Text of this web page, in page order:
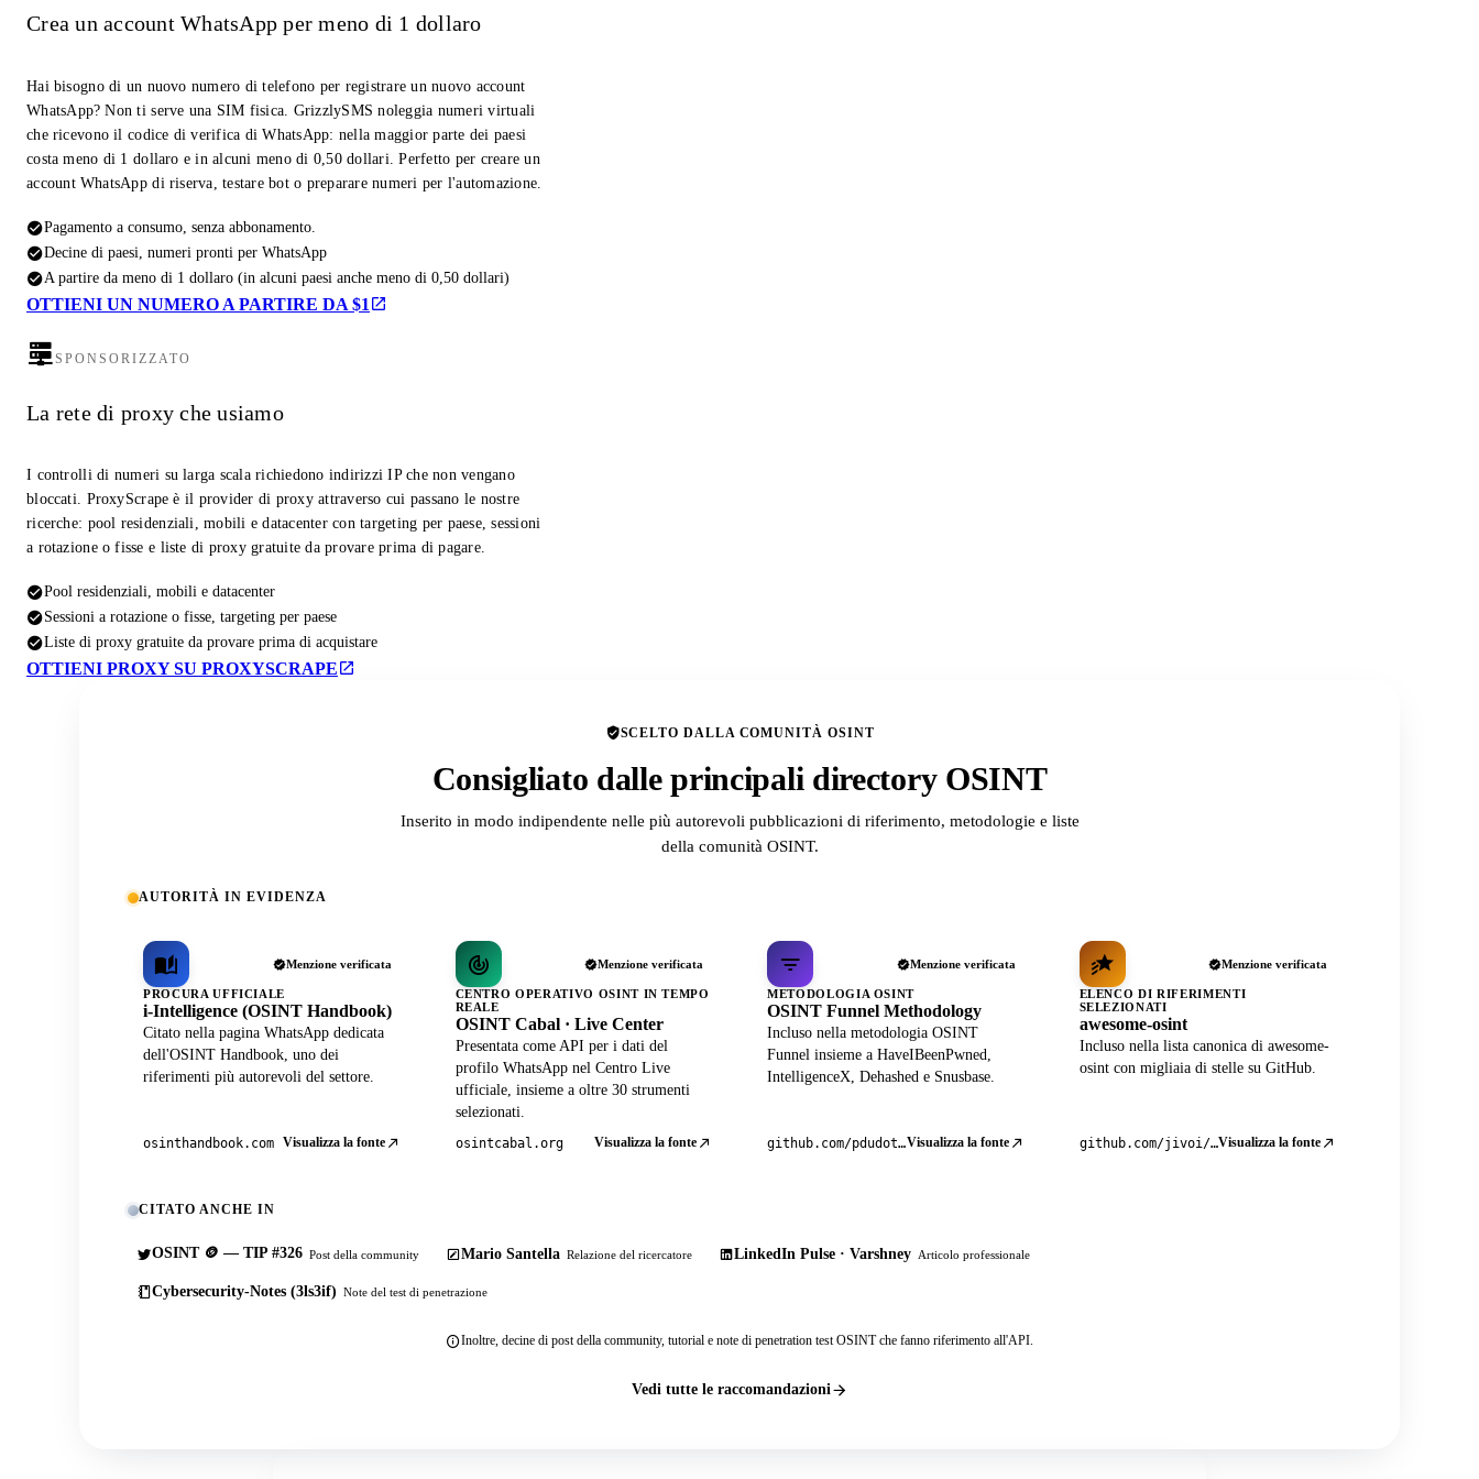
Crea un account WhatsApp per meno di 1 dollaro
Hai bisogno di un nuovo numero di telefono per registrare un nuovo account
WhatsApp? Non ti serve una SIM fisica. GrizzlySMS noleggia numeri virtuali
che ricevono il codice di verifica di WhatsApp: nella maggior parte dei paesi
costa meno di 1 dollaro e in alcuni meno di 0,50 dollari. Perfetto per creare un
account WhatsApp di riserva, testare bot o preparare numeri per l'automazione.
Pagamento a consumo, senza abbonamento.
Decine di paesi, numeri pronti per WhatsApp
A partire da meno di 1 dollaro (in alcuni paesi anche meno di 0,50 dollari)
OTTIENI UN NUMERO A PARTIRE DA $1
SPONSORIZZATO
La rete di proxy che usiamo
I controlli di numeri su larga scala richiedono indirizzi IP che non vengano
bloccati. ProxyScrape è il provider di proxy attraverso cui passano le nostre
ricerche: pool residenziali, mobili e datacenter con targeting per paese, sessioni
a rotazione o fisse e liste di proxy gratuite da provare prima di pagare.
Pool residenziali, mobili e datacenter
Sessioni a rotazione o fisse, targeting per paese
Liste di proxy gratuite da provare prima di acquistare
OTTIENI PROXY SU PROXYSCRAPE
SCELTO DALLA COMUNITÀ OSINT
Consigliato dalle principali directory OSINT
Inserito in modo indipendente nelle più autorevoli pubblicazioni di riferimento, metodologie e liste
della comunità OSINT.
AUTORITÀ IN EVIDENZA
Menzione verificata
PROCURA UFFICIALE
i-Intelligence (OSINT Handbook)
Citato nella pagina WhatsApp dedicata
dell'OSINT Handbook, uno dei
riferimenti più autorevoli del settore.
osinthandbook.com Visualizza la fonte
Menzione verificata
CENTRO OPERATIVO OSINT IN TEMPO
REALE
OSINT Cabal · Live Center
Presentata come API per i dati del
profilo WhatsApp nel Centro Live
ufficiale, insieme a oltre 30 strumenti
selezionati.
osintcabal.org Visualizza la fonte
Menzione verificata
METODOLOGIA OSINT
OSINT Funnel Methodology
Incluso nella metodologia OSINT
Funnel insieme a HaveIBeenPwned,
IntelligenceX, Dehashed e Snusbase.
github.com/pdudotdev/ofmVisualizza la fonte
Menzione verificata
ELENCO DI RIFERIMENTI
SELEZIONATI
awesome-osint
Incluso nella lista canonica di awesome-
osint con migliaia di stelle su GitHub.
github.com/jivoi/awesome-osintVisualizza la fonte
CITATO ANCHE IN
OSINT 🪙 — TIP #326 Post della community Mario Santella Relazione del ricercatore LinkedIn Pulse · Varshney Articolo professionale
Cybersecurity-Notes (3ls3if) Note del test di penetrazione
Inoltre, decine di post della community, tutorial e note di penetration test OSINT che fanno riferimento all'API.
Vedi tutte le raccomandazioni